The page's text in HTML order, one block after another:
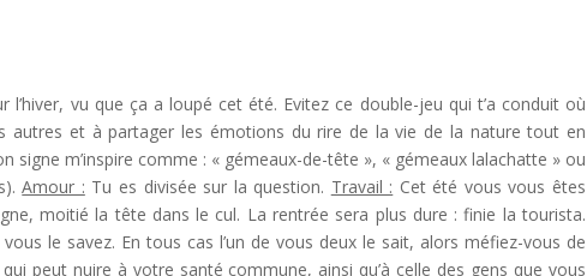
vu que ça a loupé cet été. Evitez ce double-jeu qui t’a conduit où
autres et à partager les émotions du rire de la vie de la nature tout en
m’inspire comme : « gémeaux-de-tête », « gémeaux lalachatte » ou
Amour : Tu es divisée sur la question. Travail : Cet été vous vous êtes
moitié la tête dans le cul. La rentrée sera plus dure : finie la tourista.
le savez. En tous cas l’un de vous deux le sait, alors méfiez-vous de
peut nuire à votre santé commune, ainsi qu’à celle des gens que vous